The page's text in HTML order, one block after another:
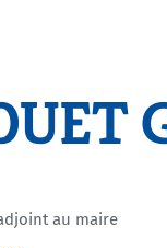
au maire